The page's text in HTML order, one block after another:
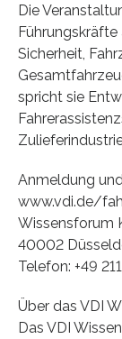
Die
Führungskräfte
Sicherheit,
spricht sie
Anmeldung
www.vdi.de/
Wissensforum
40002
Telefon: +49
Über das VDI
Das VDI